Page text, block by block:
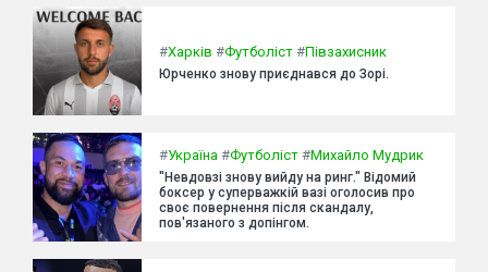
#Харків #Футболіст #Півзахисник
Юрченко знову приєднався до Зорі.
#Україна #Футболіст #Михайло Мудрик
"Невдовзі знову вийду на ринг." Відомий
боксер у суперважкій вазі оголосив про
своє повернення після скандалу,
пов'язаного з допінгом.